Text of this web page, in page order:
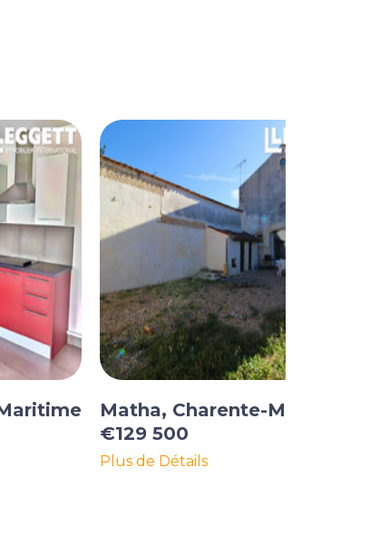
Matha, Charente-Maritime
€129 500
Plus de Détails